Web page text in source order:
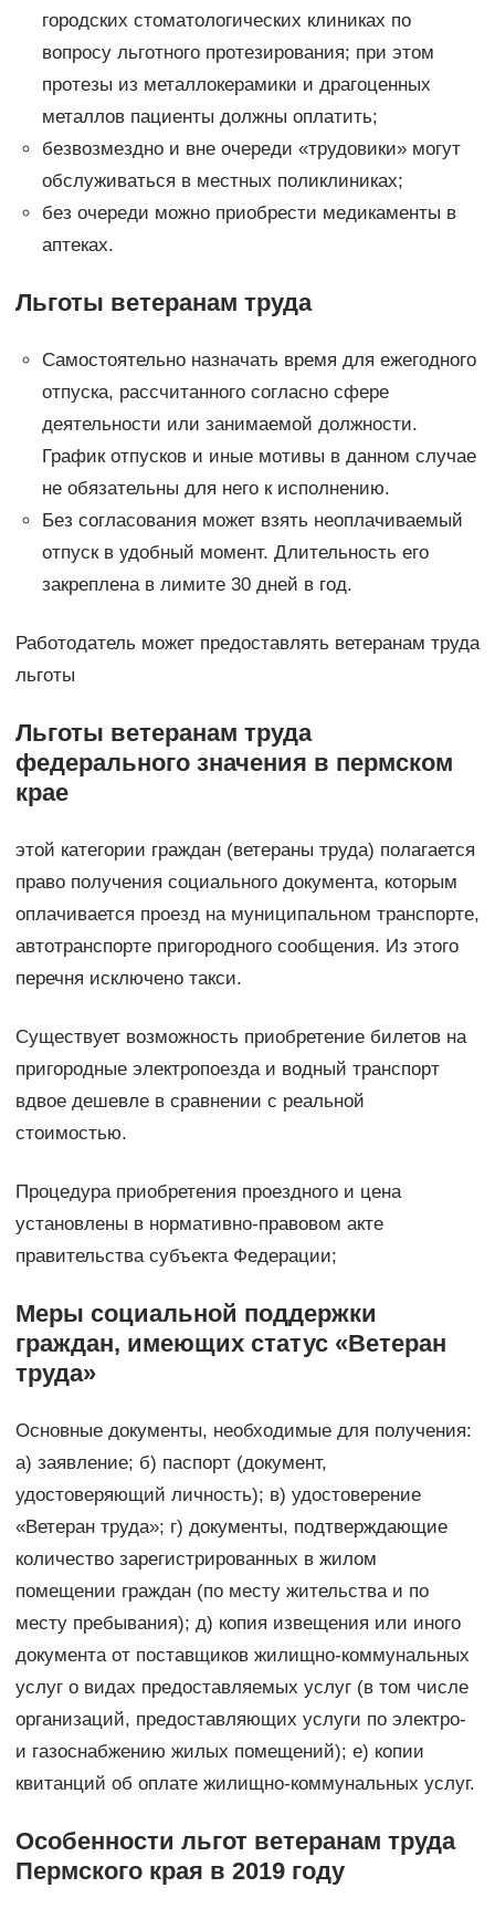
городских стоматологических клиниках по
вопросу льготного протезирования; при этом
протезы из металлокерамики и драгоценных
металлов пациенты должны оплатить;
безвозмездно и вне очереди «трудовики» могут
обслуживаться в местных поликлиниках;
без очереди можно приобрести медикаменты в
аптеках.
Льготы ветеранам труда
Самостоятельно назначать время для ежегодного
отпуска, рассчитанного согласно сфере
деятельности или занимаемой должности.
График отпусков и иные мотивы в данном случае
не обязательны для него к исполнению.
Без согласования может взять неоплачиваемый
отпуск в удобный момент. Длительность его
закреплена в лимите 30 дней в год.
Работодатель может предоставлять ветеранам труда
льготы
Льготы ветеранам труда
федерального значения в пермском
крае
этой категории граждан (ветераны труда) полагается
право получения социального документа, которым
оплачивается проезд на муниципальном транспорте,
автотранспорте пригородного сообщения. Из этого
перечня исключено такси.
Существует возможность приобретение билетов на
пригородные электропоезда и водный транспорт
вдвое дешевле в сравнении с реальной
стоимостью.
Процедура приобретения проездного и цена
установлены в нормативно-правовом акте
правительства субъекта Федерации;
Меры социальной поддержки
граждан, имеющих статус «Ветеран
труда»
Основные документы, необходимые для получения:
а) заявление; б) паспорт (документ,
удостоверяющий личность); в) удостоверение
«Ветеран труда»; г) документы, подтверждающие
количество зарегистрированных в жилом
помещении граждан (по месту жительства и по
месту пребывания); д) копия извещения или иного
документа от поставщиков жилищно-коммунальных
услуг о видах предоставляемых услуг (в том числе
организаций, предоставляющих услуги по электро-
и газоснабжению жилых помещений); е) копии
квитанций об оплате жилищно-коммунальных услуг.
Особенности льгот ветеранам труда
Пермского края в 2019 году